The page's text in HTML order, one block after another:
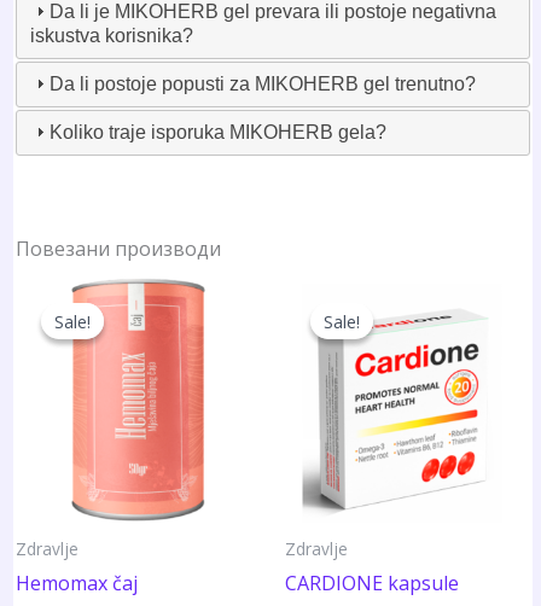
Da li je MIKOHERB gel prevara ili postoje negativna
iskustva korisnika?
Da li postoje popusti za MIKOHERB gel trenutno?
Koliko traje isporuka MIKOHERB gela?
Повезани производи
Sale!
Sale!
Zdravlje
Hemomax čaj
Sale!
Sale!
Zdravlje
CARDIONE kapsule